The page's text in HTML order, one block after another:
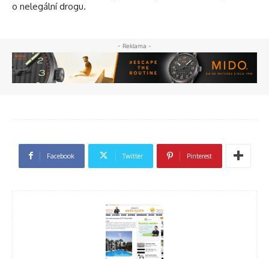
o nelegální drogu.
- Reklama -
Facebook Twitter Pinterest